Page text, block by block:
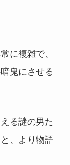
に複雑で、
鬼にさせる
る謎の男た
、より物語